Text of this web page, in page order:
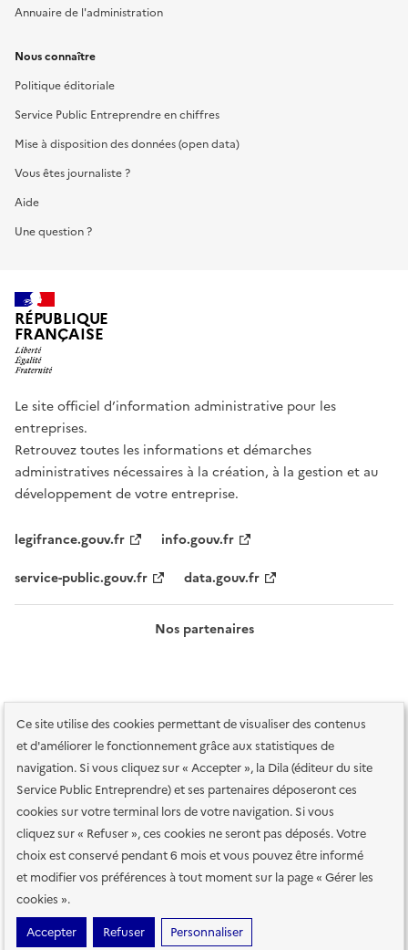
Ce site utilise des cookies permettant de visualiser des contenus
et d'améliorer le fonctionnement grâce aux statistiques de
navigation. Si vous cliquez sur « Accepter », la Dila (éditeur du site
Service Public Entreprendre) et ses partenaires déposeront ces
cookies sur votre terminal lors de votre navigation. Si vous
cliquez sur « Refuser », ces cookies ne seront pas déposés. Votre
choix est conservé pendant 6 mois et vous pouvez être informé
et modifier vos préférences à tout moment sur la page « Gérer les
cookies ».
Accepter
Refuser Personnaliser
Annuaire de l'administration
Nous connaître
Politique éditoriale
Service Public Entreprendre en chiffres
Mise à disposition des données (open data)
Vous êtes journaliste ?
Aide
Une question ?
RÉPUBLIQUE
FRANÇAISE
Le site officiel d’information administrative pour les
entreprises.
Retrouvez toutes les informations et démarches
administratives nécessaires à la création, à la gestion et au
développement de votre entreprise.
legifrance.gouv.fr
info.gouv.fr
service-public.gouv.fr
data.gouv.fr
Nos partenaires
Plan du site Accessibilité : totalement conforme
Accessibilité des
services en ligne
Mentions légales Données personnelles et sécurité
Conditions générales d'utilisation
Gestion des cookies
Paramètres d'affichage
Sauf mention contraire, tous les contenus de ce site sont sous
etalab-2.0